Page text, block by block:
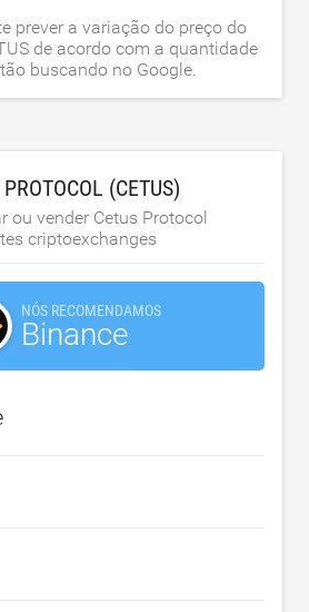
prever a variação do preço do
de acordo com a quantidade
buscando no Google.
(CETUS)
ou vender Cetus Protocol
criptoexchanges
NÓS RECOMENDAMOS
Binance